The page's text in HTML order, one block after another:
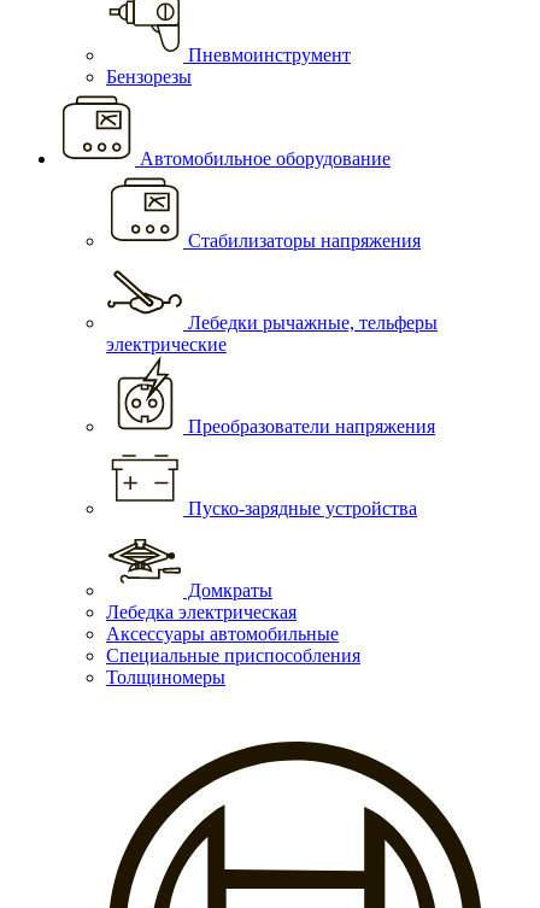
Пневмоинструмент
Бензорезы
Автомобильное оборудование
Стабилизаторы напряжения
Лебедки рычажные, тельферы
электрические
Преобразователи напряжения
Пуско-зарядные устройства
Домкраты
Лебедка электрическая
Аксессуары автомобильные
Специальные приспособления
Толщиномеры